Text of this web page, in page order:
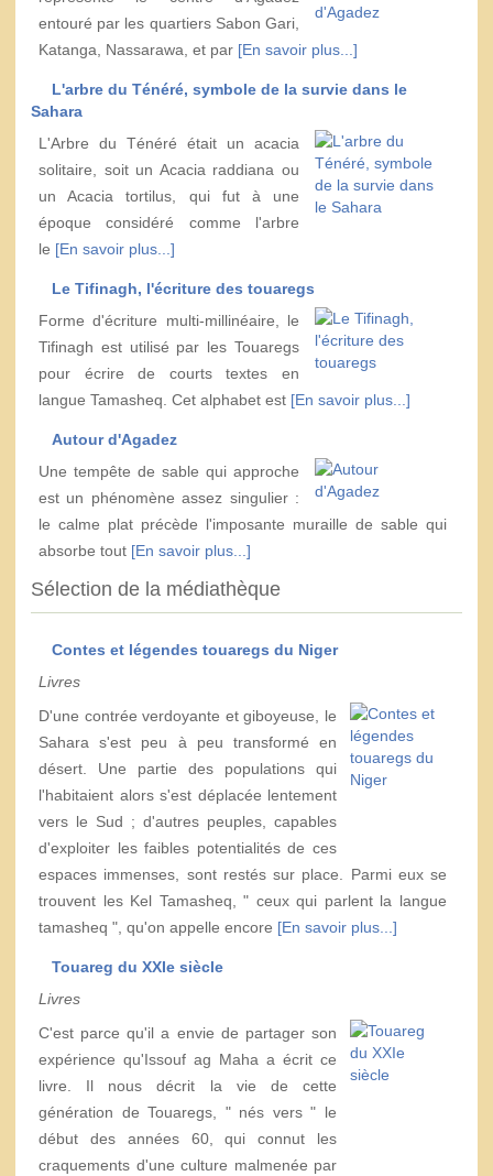
entouré par les quartiers Sabon Gari,
Katanga, Nassarawa, et par [En savoir plus...]
L'arbre du Ténéré, symbole de la survie dans le
Sahara
L'Arbre du Ténéré était un acacia
solitaire, soit un Acacia raddiana ou
un Acacia tortilus, qui fut à une
époque considéré comme l'arbre
le [En savoir plus...]
Le Tifinagh, l'écriture des touaregs
Forme d'écriture multi-millinéaire, le
Tifinagh est utilisé par les Touaregs
pour écrire de courts textes en
langue Tamasheq. Cet alphabet est [En savoir plus...]
Autour d'Agadez
Une tempête de sable qui approche
est un phénomène assez singulier :
le calme plat précède l'imposante muraille de sable qui
absorbe tout [En savoir plus...]
Sélection de la médiathèque
Contes et légendes touaregs du Niger
Livres
D'une contrée verdoyante et giboyeuse, le
Sahara s'est peu à peu transformé en
désert. Une partie des populations qui
l'habitaient alors s'est déplacée lentement
vers le Sud ; d'autres peuples, capables
d'exploiter les faibles potentialités de ces
espaces immenses, sont restés sur place. Parmi eux se
trouvent les Kel Tamasheq, " ceux qui parlent la langue
tamasheq ", qu'on appelle encore [En savoir plus...]
Touareg du XXIe siècle
Livres
C'est parce qu'il a envie de partager son
expérience qu'Issouf ag Maha a écrit ce
livre. Il nous décrit la vie de cette
génération de Touaregs, " nés vers " le
début des années 60, qui connut les
craquements d'une culture malmenée par